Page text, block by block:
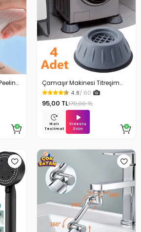
Çamaşır Makinesi Titreşim
Engelleyici Stoper 4Lü
4.8/ 60
95,00 TL170,00 TL
Hızlı
Teslimat
Videolu
Ürün